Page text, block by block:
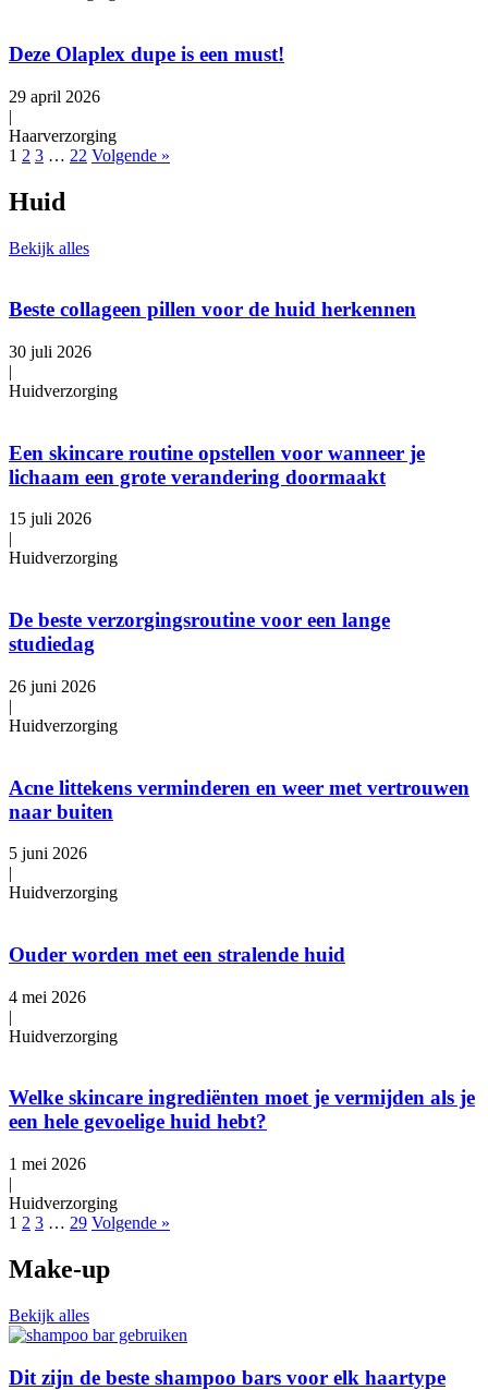
Deze Olaplex dupe is een must!
29 april 2026
|
Haarverzorging
1 2 3 … 22 Volgende »
Huid
Bekijk alles
Beste collageen pillen voor de huid herkennen
30 juli 2026
|
Huidverzorging
Een skincare routine opstellen voor wanneer je
lichaam een grote verandering doormaakt
15 juli 2026
|
Huidverzorging
De beste verzorgingsroutine voor een lange
studiedag
26 juni 2026
|
Huidverzorging
Acne littekens verminderen en weer met vertrouwen
naar buiten
5 juni 2026
|
Huidverzorging
Ouder worden met een stralende huid
4 mei 2026
|
Huidverzorging
Welke skincare ingrediënten moet je vermijden als je
een hele gevoelige huid hebt?
1 mei 2026
|
Huidverzorging
1 2 3 … 29 Volgende »
Make-up
Bekijk alles
Dit zijn de beste shampoo bars voor elk haartype